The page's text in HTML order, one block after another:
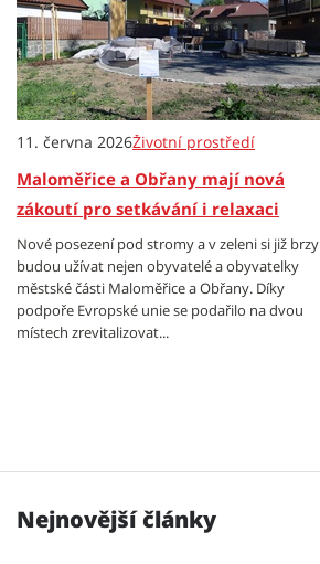
11. června 2026Životní prostředí
Maloměřice a Obřany mají nová
zákoutí pro setkávání i relaxaci
Nové posezení pod stromy a v zeleni si již brzy
budou užívat nejen obyvatelé a obyvatelky
městské části Maloměřice a Obřany. Díky
podpoře Evropské unie se podařilo na dvou
místech zrevitalizovat...
Nejnovější články